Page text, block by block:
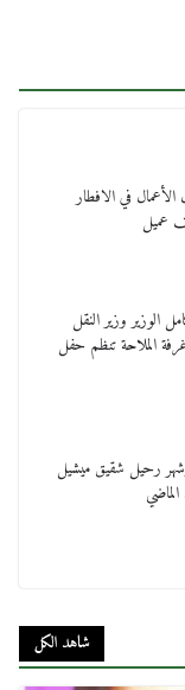
الوزير وزير النقل
الملاحة تنظم حفل
ال99 عاما وشهر رحيل شقيق ميشيل
نعي المستشار سامح
شاهد الكل